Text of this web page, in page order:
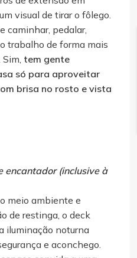
visual de tirar o fôlego.
caminhar, pedalar,
trabalho de forma mais
tem gente
só para aproveitar
brisa no rosto e vista
encantador (inclusive à
meio ambiente e
de restinga, o deck
iluminação noturna
e aconchego.